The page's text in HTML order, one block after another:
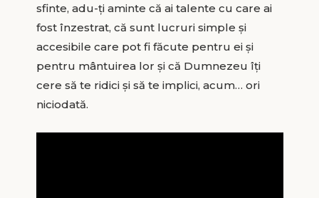
sfinte, adu-ți aminte că ai talente cu care ai
fost înzestrat, că sunt lucruri simple și
accesibile care pot fi făcute pentru ei și
pentru mântuirea lor și că Dumnezeu îți
cere să te ridici și să te implici, acum… ori
niciodată.